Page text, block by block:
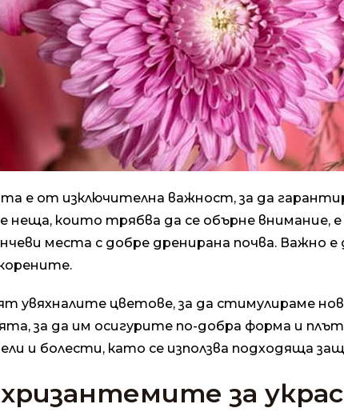
е от изключителна важност, за да
които трябва да се обърне внимание,
места с добре дренирана почва. Важно е
увяхналите цветове, за да стимулираме
за да им осигурите по-добра форма и
и болести, като се използва подходяща
за